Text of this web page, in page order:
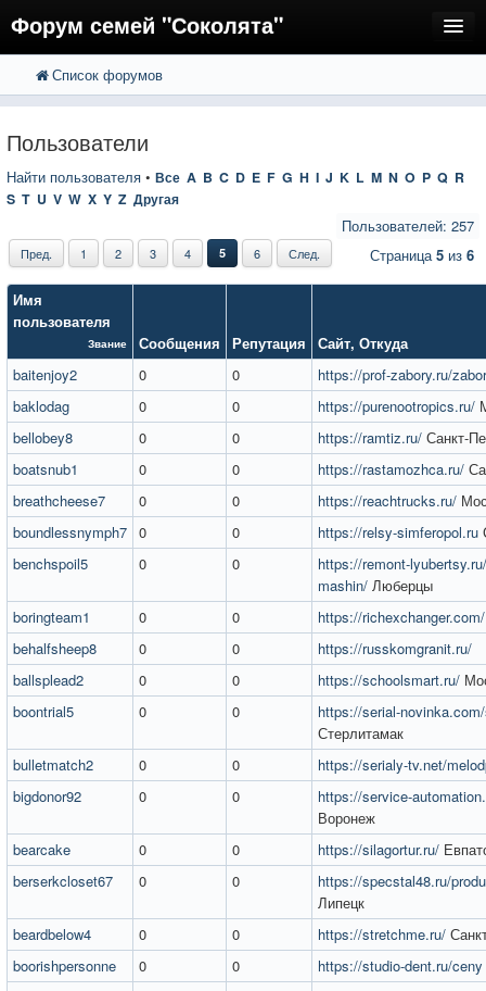
Форум семей "Соколята"
FAQ
Вход
Список форумов
Пользователи
Найти пользователя • Все A B C D E F G H I J K L M N O P Q R
S T U V W X Y Z Другая
Пользователей: 257
Пред. 1 2 3 4 5 6 След. Страница5 из 6
Имя
пользователя
Звание Сообщения Репутация Сайт, Откуда
baitenjoy2
0 0
https://prof-zabory.ru/
baklodag
0 0 https://purenootropics.ru/
bellobey8
0 0 https://ramtiz.ru/ Санкт-
boatsnub1
0 0 https://rastamozhca.ru/
breathcheese7
0 0 https://reachtrucks.ru/
boundlessnymph7 0 0 https://relsy-simferopol.ru
benchspoil5
0 0
https://remont-
mashin/ Люберцы
boringteam1
0 0 https://richexchanger.com/
behalfsheep8
0 0
https://russkomgranit.ru/
ballsplead2
0 0 https://schoolsmart.ru/
boontrial5
0 0
https://serial-
Стерлитамак
bulletmatch2
0 0
https://serialy-tv.net/
bigdonor92
0 0
https://service-
Воронеж
bearcake
0 0 https://silagortur.ru/
berserkcloset67
0 0
https://specstal48.ru/
Липецк
beardbelow4
0 0 https://stretchme.ru/
boorishpersonne
0 0 https://studio-dent.ru/ceny